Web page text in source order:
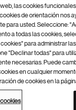
© 2026 Novartis
Términos de uso
de cookies
las cookies
de orientación nos
para usted. Seleccione:
a todas las cookies,
para administrar
"Declinar todas" para
necesarias. Puede
en cualquier
de cookies en la